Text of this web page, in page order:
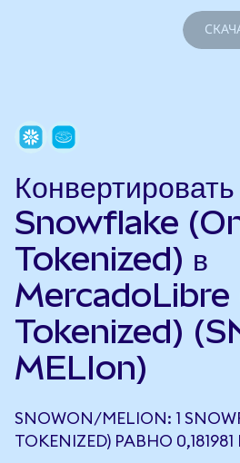
Конвертировать
Snowflake
Tokenized) в
MercadoLibre
Tokenized)
MELIon)
SNOWON/MELION: 1
TOKENIZED) РАВНО 0,181981